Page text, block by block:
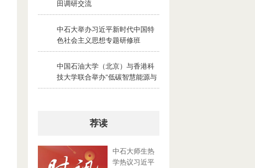
田调研交流
2026-08-02
中石大举办习近平新时代中国特
色社会主义思想专题研修班
2026-07-28
中国石油大学（北京）与香港科
技大学联合举办“低碳智慧能源与
绿色碳循环”京港夏令营
荐读
中石大师生热
学热议习近平